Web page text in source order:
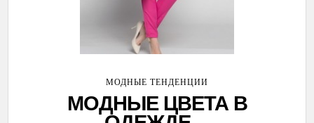
МОДНЫЕ ТЕНДЕНЦИИ
МОДНЫЕ ЦВЕТА В